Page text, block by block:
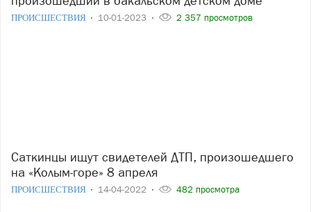
ПРОИСШЕСТВИЯ 10-01-2023 2 357 просмотров
Саткинцы ищут свидетелей ДТП, произошедшего
на «Колым-горе» 8 апреля
ПРОИСШЕСТВИЯ 14-04-2022 482 просмотра